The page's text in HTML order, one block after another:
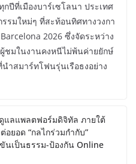
ปีที่เมืองบาร์เซโลนา ประเทศ
รมใหม่ๆ ที่สะท้อนทิศทางวงกา
2026 ซึ่งจัดระหว่าง
มในงานคงหนีไม่พ้นค่ายยักษ์
นำสมาร์ทโฟนรุ่นเรือธงอย่าง
แลแพลตฟอร์มดิจิทัล ภายใต้
ยอด “กลไกร่วมกำกับ”
เป็นธรรม-ป้องกัน Online